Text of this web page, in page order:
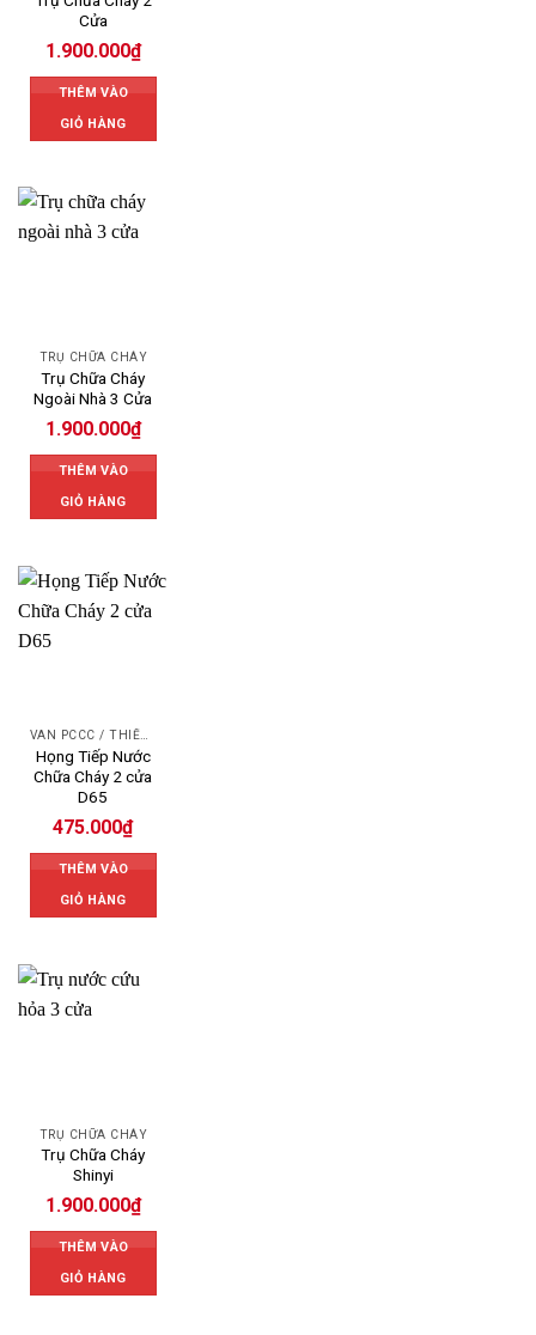
Cửa
1.900.000₫
THÊM VÀO
GIỎ HÀNG
TRỤ CHỮA CHÁY
Trụ Chữa Cháy
Ngoài Nhà 3 Cửa
1.900.000₫
THÊM VÀO
GIỎ HÀNG
VAN PCCC / THIẾT BỊ PCCC
Họng Tiếp Nước
Chữa Cháy 2 cửa
D65
475.000₫
THÊM VÀO
GIỎ HÀNG
TRỤ CHỮA CHÁY
Trụ Chữa Cháy
Shinyi
1.900.000₫
THÊM VÀO
GIỎ HÀNG